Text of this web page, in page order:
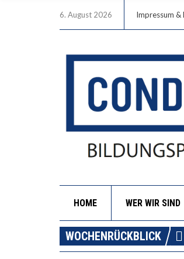
6. August 2026 Impressum &
HOME WER WIR SIND
WOCHENRÜCKBLICK